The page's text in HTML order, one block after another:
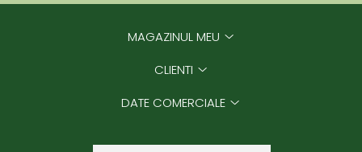
MAGAZINUL MEU
CLIENTI
DATE COMERCIALE